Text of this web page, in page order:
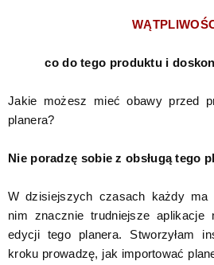
co do tego produktu i
Jakie możesz mieć obawy przed
planera?
Nie poradzę sobie z obsługą tego
W dzisiejszych czasach każdy ma
nim znacznie trudniejsze
edycji tego planera. Stworzyłam
kroku prowadzę, jak importować